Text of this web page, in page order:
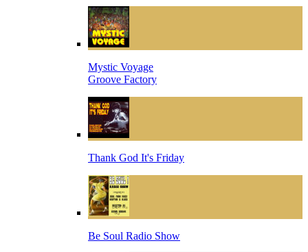
Mystic Voyage
Groove Factory
Thank God It's Friday
Be Soul Radio Show